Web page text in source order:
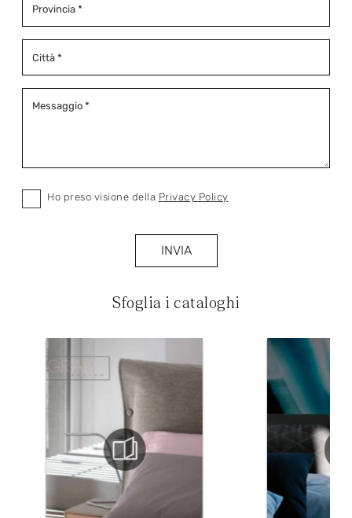
Sfoglia i cataloghi
Ho preso visione della Privacy Policy
INVIA